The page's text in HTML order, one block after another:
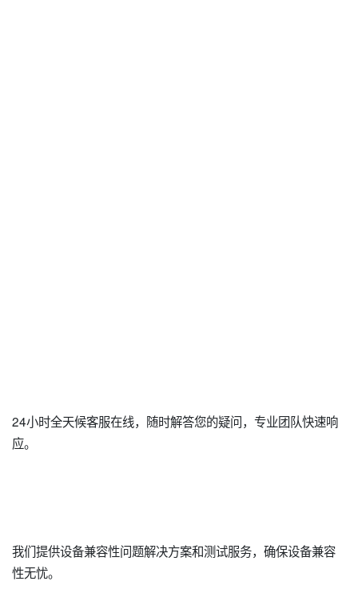
24小时全天候客服在线，随时解答您的疑问，专业团队快速响
应。
我们提供设备兼容性问题解决方案和测试服务，确保设备兼容
性无忧。